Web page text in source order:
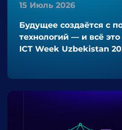
15 Июль 2026
Будущее создаётся с
технологий — и всё
ICT Week Uzbekistan